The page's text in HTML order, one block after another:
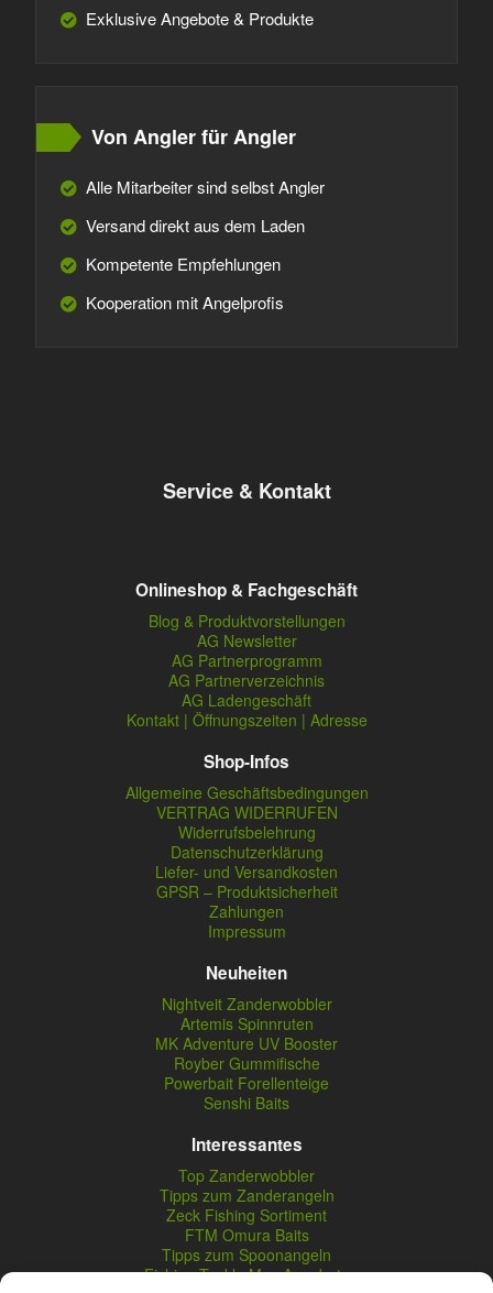
Exklusive Angebote & Produkte
Von Angler für Angler
Alle Mitarbeiter sind selbst Angler
Versand direkt aus dem Laden
Kompetente Empfehlungen
Kooperation mit Angelprofis
Service & Kontakt
Onlineshop & Fachgeschäft
Blog & Produktvorstellungen
AG Newsletter
AG Partnerprogramm
AG Partnerverzeichnis
AG Ladengeschäft
Kontakt | Öffnungszeiten | Adresse
Shop-Infos
Allgemeine Geschäftsbedingungen
VERTRAG WIDERRUFEN
Widerrufsbelehrung
Datenschutzerklärung
Liefer- und Versandkosten
GPSR – Produktsicherheit
Zahlungen
Impressum
Neuheiten
Nightveit Zanderwobbler
Artemis Spinnruten
MK Adventure UV Booster
Royber Gummifische
Powerbait Forellenteige
Senshi Baits
Interessantes
Top Zanderwobbler
Tipps zum Zanderangeln
Zeck Fishing Sortiment
FTM Omura Baits
Tipps zum Spoonangeln
Fishing Tackle Max Angebote